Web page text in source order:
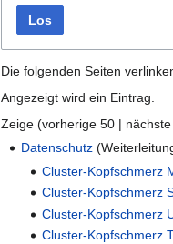
Los
Die folgenden Seiten
Angezeigt wird ein Eintrag.
Zeige (vorherige 50 |
Datenschutz
Cluster-Kopfschmerz
Cluster-Kopfschmerz
Cluster-Kopfschmerz
Cluster-Kopfschmerz